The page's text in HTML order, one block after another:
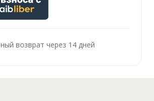
возврат через 14 дней